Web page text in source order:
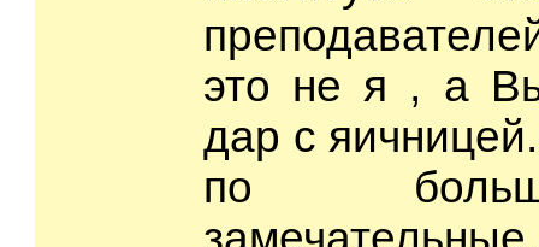
это не я , а
дар с
по